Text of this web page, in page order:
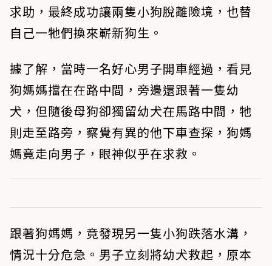
求助，最終成功讓兩隻小狗脫離險境，也替
自己一牠們換來嶄新狗生。
據了解，當時一名好心男子開車經過，看見
狗媽媽擋在在路中間，旁邊還跟著一隻幼
犬，但隨後母狗卻獨留幼犬在馬路中間，牠
則走至路旁，察覺有異的他下車查探，狗媽
媽竟走向男子，眼神似乎在求救。
跟著狗媽媽，竟發現另一隻小狗跌落水溝，
情況十分危急。男子立刻將幼犬救起，原本